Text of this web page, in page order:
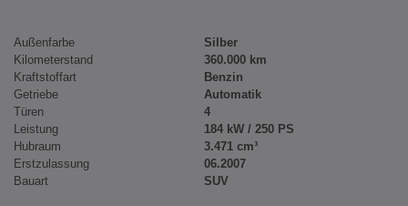
Außenfarbe
Silber
Kilometerstand
360.000 km
Kraftstoffart
Benzin
Getriebe
Automatik
Türen
4
Leistung
184 kW / 250 PS
Hubraum
3.471 cm³
Erstzulassung
06.2007
Bauart
SUV